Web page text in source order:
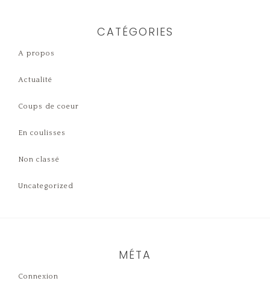
CATÉGORIES
A propos
Actualité
Coups de coeur
En coulisses
Non classé
Uncategorized
MÉTA
Connexion